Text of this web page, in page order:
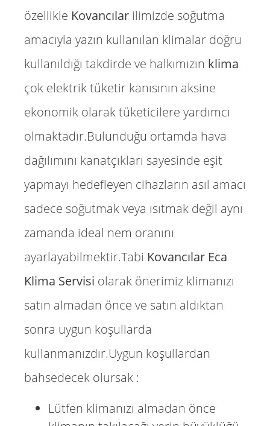
özellikle Kovancılar ilimizde soğutma
amacıyla yazın kullanılan klimalar doğru
kullanıldığı takdirde ve halkımızın klima
çok elektrik tüketir kanısının aksine
ekonomik olarak tüketicilere yardımcı
olmaktadır.Bulunduğu ortamda hava
dağılımını kanatçıkları sayesinde eşit
yapmayı hedefleyen cihazların asıl amacı
sadece soğutmak veya ısıtmak değil aynı
zamanda ideal nem oranını
ayarlayabilmektir.Tabi Kovancılar Eca
Klima Servisi olarak önerimiz klimanızı
satın almadan önce ve satın aldıktan
sonra uygun koşullarda
kullanmanızdır.Uygun koşullardan
bahsedecek olursak :
Lütfen klimanızı almadan önce